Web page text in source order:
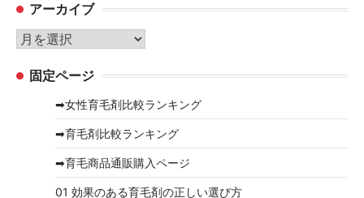
ゴ
リ
ー
アーカイブ
ア
カ 固定ページ
➡女性育毛剤比較ランキング
➡育毛剤比較ランキング
➡育毛商品通販購入ページ
01 効果のある育毛剤の正しい選び方